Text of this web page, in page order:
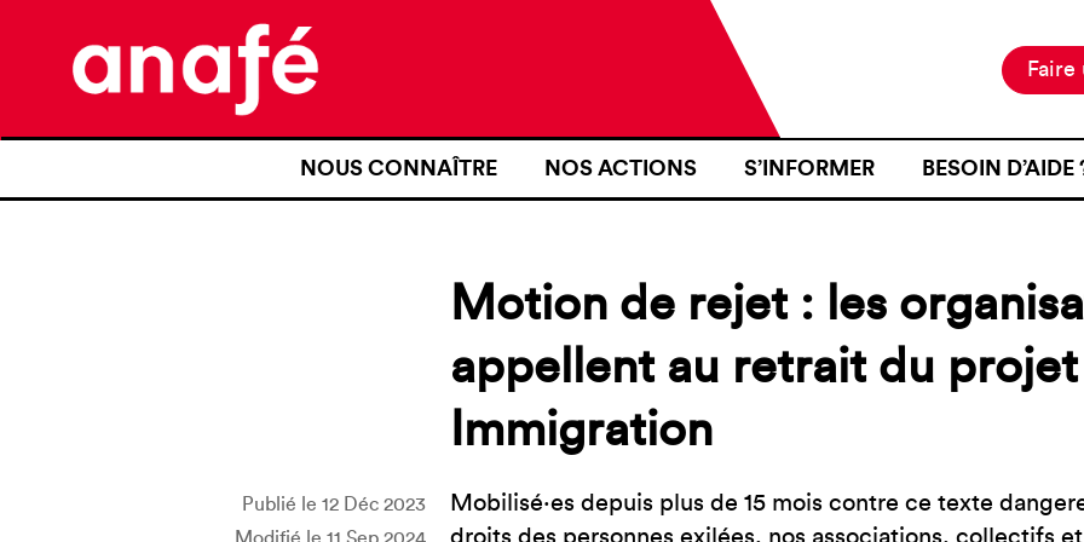
NOUS CONNAÎTRE
NOS REVENDICATIONS
TRANSPARENCE
NOS PARTENAIRES
NOS ACTIONS
NOS MOYENS D’ACTION
S’INFORMER
RESSOURCES
CARTOGRAPHIE
BESOIN D’AIDE
J’AI FAIT
D’IDENTITÉ À
INTÉRIEURE
JE VOUDRAIS
Faire
Motion de rejet : les
appellent au retrait du
Immigration
Publié le 12 Déc 2023
Mobilisé·es depuis plus de 15 mois contre ce texte
droits des personnes exilées, nos associations, collectifs